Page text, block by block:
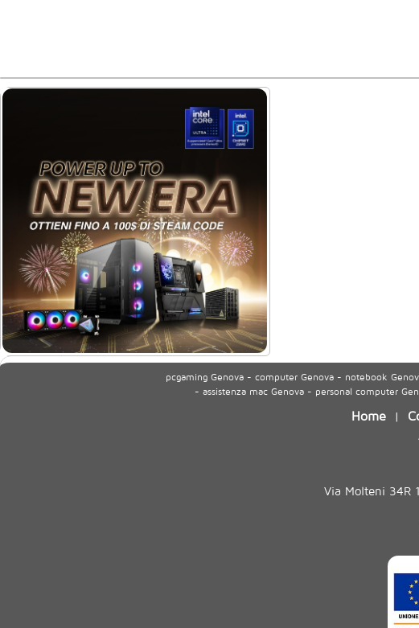
pcgaming Genova - computer Genova - notebook
- assistenza mac Genova - personal computer
Home |
Via Molteni 34R